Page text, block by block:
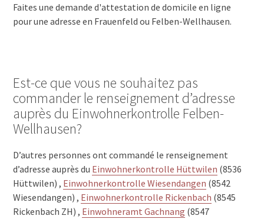
Faites une demande d'attestation de domicile en ligne
pour une adresse en Frauenfeld ou Felben-Wellhausen.
Est-ce que vous ne souhaitez pas
commander le renseignement d’adresse
auprès du Einwohnerkontrolle Felben-
Wellhausen?
D’autres personnes ont commandé le renseignement
d’adresse auprès du Einwohnerkontrolle Hüttwilen (8536
Hüttwilen) , Einwohnerkontrolle Wiesendangen (8542
Wiesendangen) , Einwohnerkontrolle Rickenbach (8545
Rickenbach ZH) , Einwohneramt Gachnang (8547